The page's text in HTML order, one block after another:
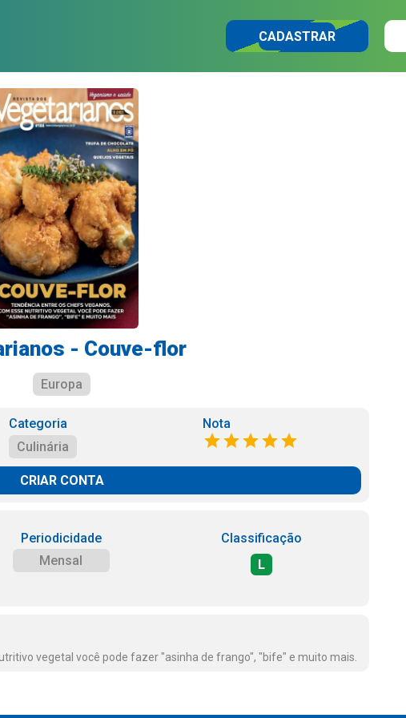
CADASTRAR
- Couve-flor
Europa
Categoria
Culinária
Nota
CRIAR CONTA
Periodicidade
Mensal
Classificação
L
vegetal você pode fazer "asinha de frango", "bife" e muito mais.